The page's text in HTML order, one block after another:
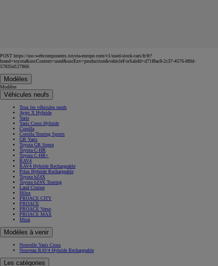
POST https://usc-webcomponents.toyota-europe.com/v1/used-stock-cars/fr/fr?
brand=toyota&uscContext=used&uscEnv=production&vehicleForSaleId=d71f8ac8-2c37-4576-8f0d-
57835d127866
Modèles
Modèles
Véhicules neufs
Tous les véhicules neufs
Aygo X Hybride
Yaris
Yaris Cross Hybride
Corolla
Corolla Touring Sports
GR Yaris
Toyota GR Supra
Toyota C-HR
Toyota C-HR+
RAV4
RAV4 Hybride Rechargeable
Prius Hybride Rechargeable
Toyota bZ4X
Toyota bZ4X Touring
Land Cruiser
Hilux
PROACE CITY
PROACE
PROACE Verso
PROACE MAX
Mirai
Modèles à venir
Nouvelle Yaris Cross
Nouveau RAV4 Hybride Rechargeable
Les catégories